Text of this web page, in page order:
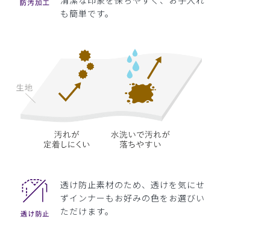
も簡単です。
透け防止素材のため、透けを気にせ
ずインナーもお好みの色をお選びい
ただけます。